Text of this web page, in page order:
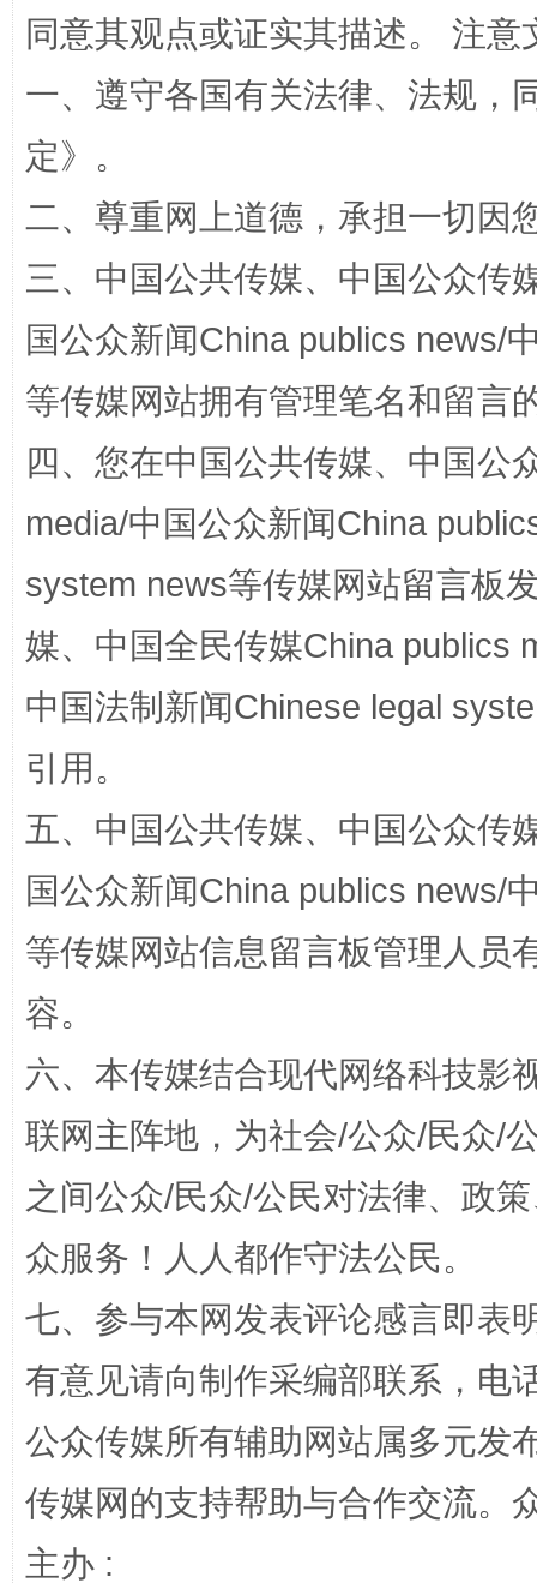
国家大学科技园优化重塑工作
“蜀中异人”王建安的艺术幻境
同意其观点或证实其描述。 注
一、遵守各国有关法律、法规，
定》。
二、尊重网上道德，承担一切因
三、中国公共传媒、中国公众传
国公众新闻China publics news/
等传媒网站拥有管理笔名和留言
四、您在中国公共传媒、中国公
media/中国公众新闻China
system news等传媒网站留言板
媒、中国全民传媒China publics
中国法制新闻Chinese legal
引用。
五、中国公共传媒、中国公众传
国公众新闻China publics news/
等传媒网站信息留言板管理人员
容。
六、本传媒结合现代网络科技影
联网主阵地，为社会/公众/民众/
之间公众/民众/公民对法律、政
众服务！人人都作守法公民。
七、参与本网发表评论感言即表
有意见请向制作采编部联系，电
公众传媒所有辅助网站属多元发
传媒网的支持帮助与合作交流。
主办 :